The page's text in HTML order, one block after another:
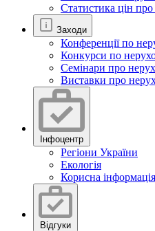
Статистика цін про
Заходи
Конференції по
Конкурси по
Семінари про
Виставки про
Інфоцентр
Регіони України
Екологія
Корисна інформація
Відгуки